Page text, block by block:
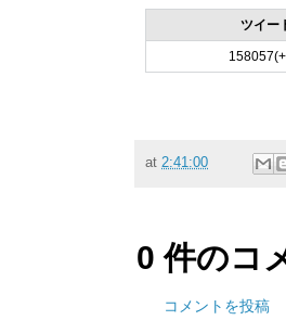
ツイー
at 2:41:00
0 件のコ
コメントを投稿